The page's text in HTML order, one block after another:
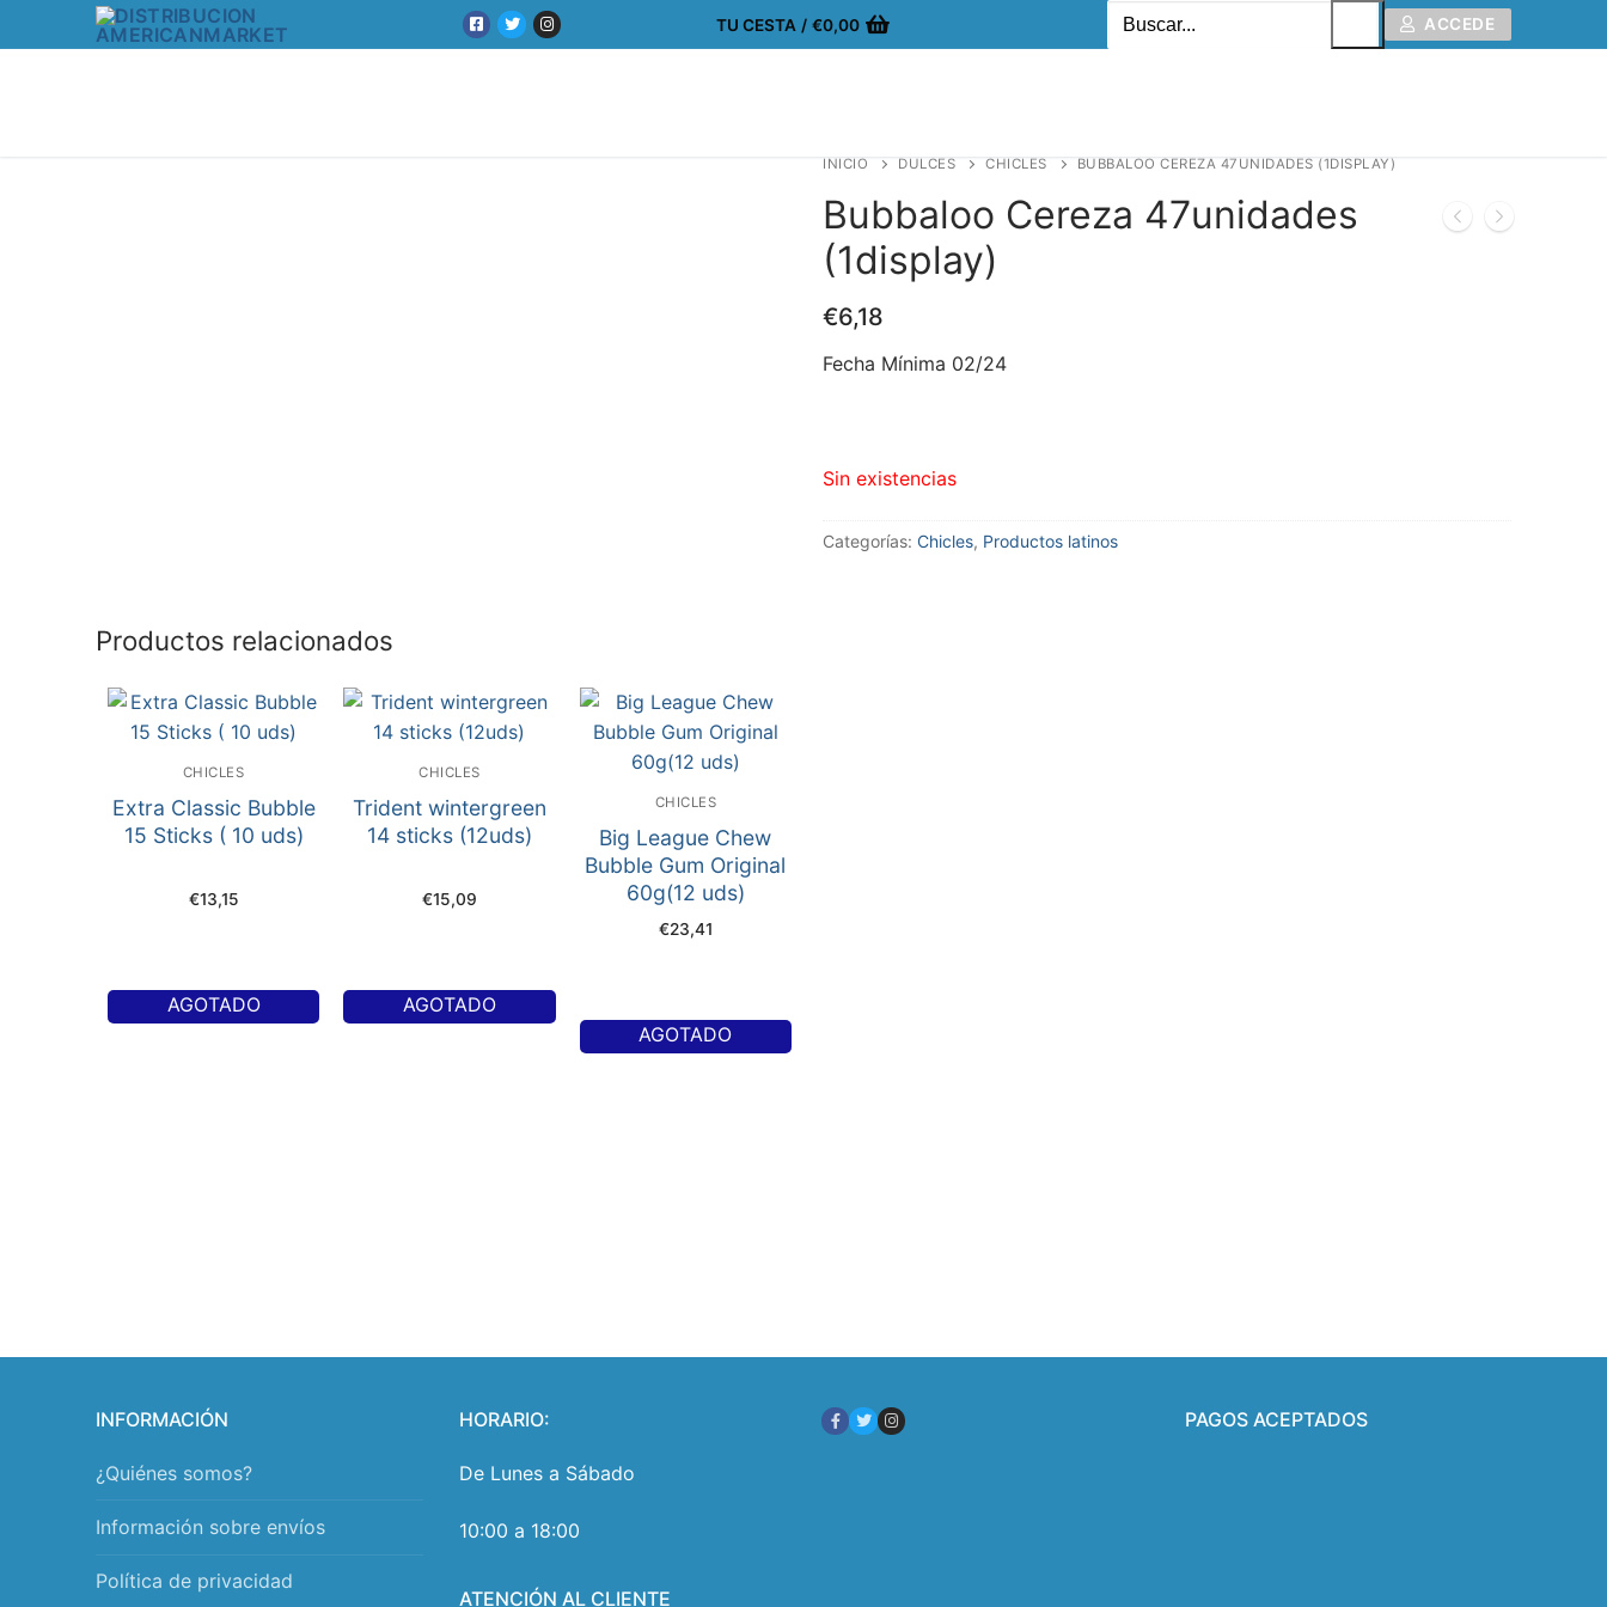
TU CESTA / €0,00 ACCEDE
INICIO DULCES CHICLES BUBBALOO CEREZA 47UNIDADES (1DISPLAY)
Bubbaloo Cereza 47unidades
(1display)
€6,18
Fecha Mínima 02/24
Sin existencias
Categorías: Chicles, Productos latinos
Productos relacionados
CHICLES
Extra Classic Bubble
15 Sticks ( 10 uds)
€13,15
AGOTADO
CHICLES
Trident wintergreen
14 sticks (12uds)
€15,09
AGOTADO
CHICLES
Big League Chew
Bubble Gum Original
60g(12 uds)
€23,41
AGOTADO
INFORMACIÓN
¿Quiénes somos?
Información sobre envíos
Política de privacidad
HORARIO:
De Lunes a Sábado
10:00 a 18:00
ATENCIÓN AL CLIENTE
PAGOS ACEPTADOS